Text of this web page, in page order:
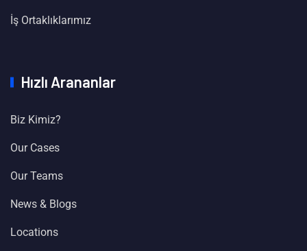
İş Ortaklıklarımız
Hızlı Arananlar
Biz Kimiz?
Our Cases
Our Teams
News & Blogs
Locations